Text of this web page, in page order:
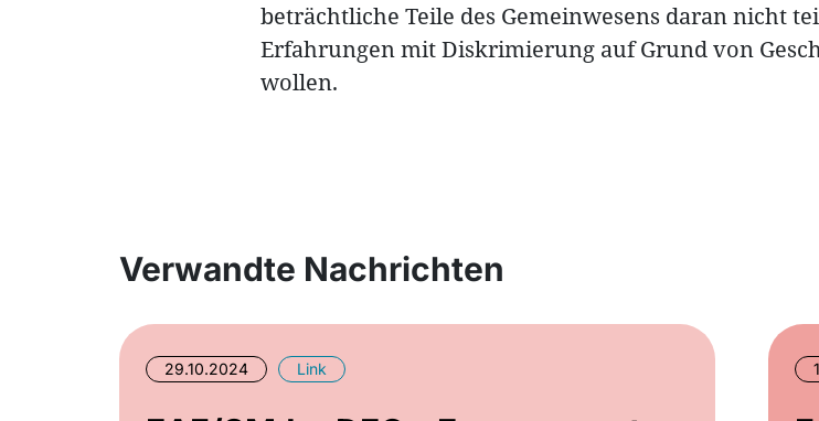
beträchtliche Teile des Gemeinwesens daran nicht
Erfahrungen mit Diskrimierung auf Grund von
wollen.
Verwandte Nachrichten
29.10.2024 Link